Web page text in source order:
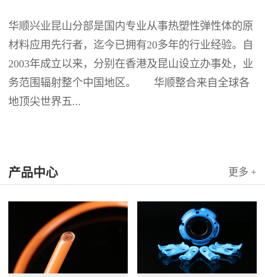
华顺兴业昆山分部是国内专业从事热塑性弹性体的原
材料应用先行者，迄今已拥有20多年的行业经验。自
2003年成立以来，分别在香港及昆山设立办事处，业
务范围辐射整个中国地区。 华顺整合来自全球各
地顶尖世界五...
产品中心 更多 +